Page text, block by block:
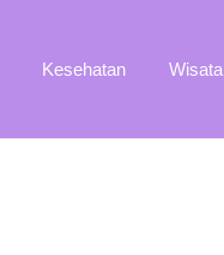
Kesehatan Wisata